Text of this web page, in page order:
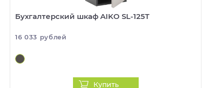
Бухгалтерский шкаф AIKO SL-125T
16 033 рублей
Купить